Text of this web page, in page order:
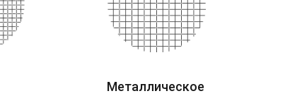
Металлическое